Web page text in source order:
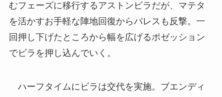
むフェーズに移行するアストンビラだが、マテタ
を活かすお手軽な陣地回復からパレスも反撃。一
回押し下げたところから幅を広げるポゼッション
でビラを押し込んでいく。
ハーフタイムにビラは交代を実施。ブエンディ